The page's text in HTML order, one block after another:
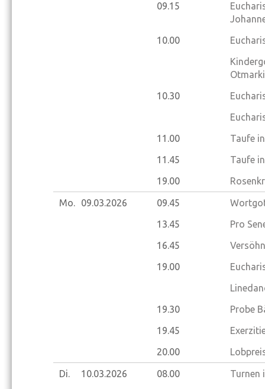
09.15
10.00
10.30
11.00
Taufe
11.45
Taufe
19.00
Mo. 09.03.2026 09.45
13.45
Pro
16.45
19.00
19.30
Probe
19.45
20.00
Di. 10.03.2026 08.00 Turnen